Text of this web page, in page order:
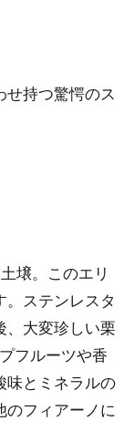
持つ驚愕のス
壌。このエリ
ステンレスタ
、大変珍しい栗
フルーツや香
味とミネラルの
フィアーノに